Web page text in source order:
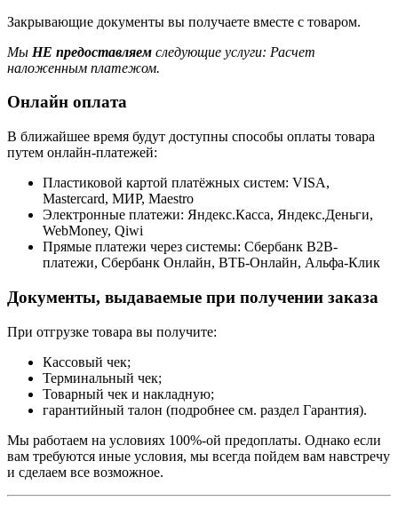
Закрывающие документы вы получаете вместе с товаром.
Мы НЕ предоставляем следующие услуги: Расчет
наложенным платежом.
Онлайн оплата
В ближайшее время будут доступны способы оплаты товара
путем онлайн-платежей:
Пластиковой картой платёжных систем: VISA,
Mastercard, МИР, Maestrо
Электронные платежи: Яндекс.Касса, Яндекс.Деньги,
WebMoney, Qiwi
Прямые платежи через системы: Сбербанк B2B-
платежи, Сбербанк Онлайн, ВТБ-Онлайн, Альфа-Клик
Документы, выдаваемые при получении заказа
При отгрузке товара вы получите:
Кассовый чек;
Терминальный чек;
Товарный чек и накладную;
гарантийный талон (подробнее см. раздел Гарантия).
Мы работаем на условиях 100%-ой предоплаты. Однако если
вам требуются иные условия, мы всегда пойдем вам навстречу
и сделаем все возможное.